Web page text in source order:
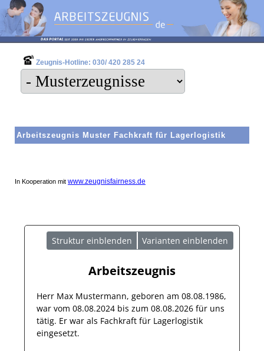
Arbeitszeugnis Muster Fachkraft für Lagerlogistik
In Kooperation mit www.zeugnisfairness.de
Zeugnis-Hotline: 030/ 420 285 24